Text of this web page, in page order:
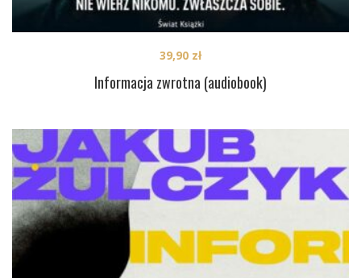
Informacja zwrotna (audiobook)
39,90 zł